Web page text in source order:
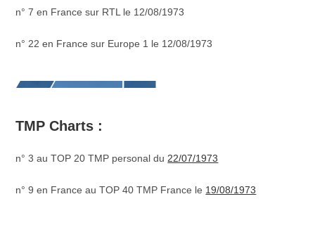
n° 7 en France sur RTL le 12/08/1973
n° 22 en France sur Europe 1 le 12/08/1973
TMP Charts :
n° 3 au TOP 20 TMP personal du 22/07/1973
n° 9 en France au TOP 40 TMP France le 19/08/1973